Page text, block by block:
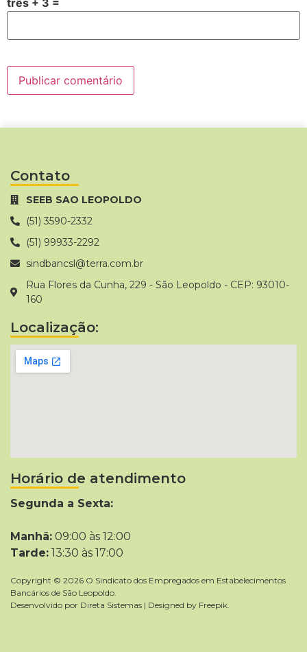
Contato
SEEB SAO LEOPOLDO
(51) 3590-2332
(51) 99933-2292
sindbancsl@terra.com.br
Rua Flores da Cunha, 229 - São Leopoldo - CEP: 93010-
160
Localização:
Horário de atendimento
Segunda a Sexta:
Manhã: 09:00 às 12:00
Tarde: 13:30 às 17:00
Copyright © 2026 O Sindicato dos Empregados em Estabelecimentos
Bancários de São Leopoldo.
Desenvolvido por Direta Sistemas | Designed by Freepik